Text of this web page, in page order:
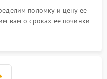
поломку и цену ее
вам о сроках ее починки